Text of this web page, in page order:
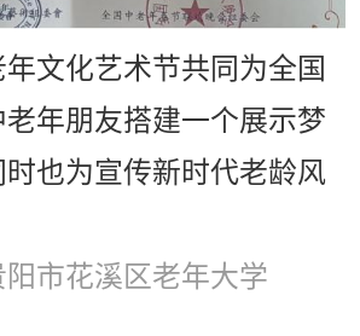
年文化艺术节共同为全国
年朋友搭建一个展示梦
也为宣传新时代老龄风
阳市花溪区老年大学